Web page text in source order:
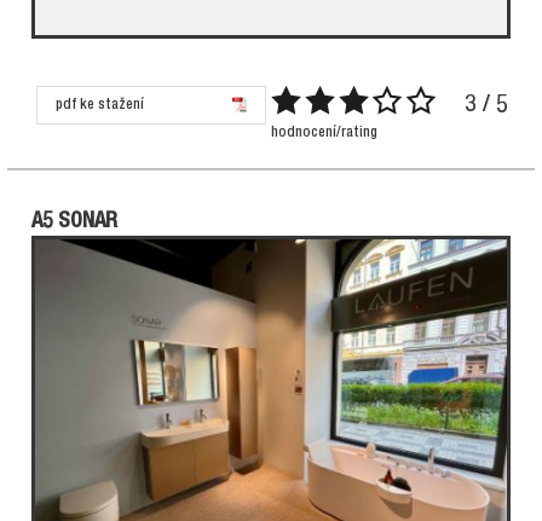
pdf ke stažení 3 / 5
hodnocení/rating
A5 SONAR